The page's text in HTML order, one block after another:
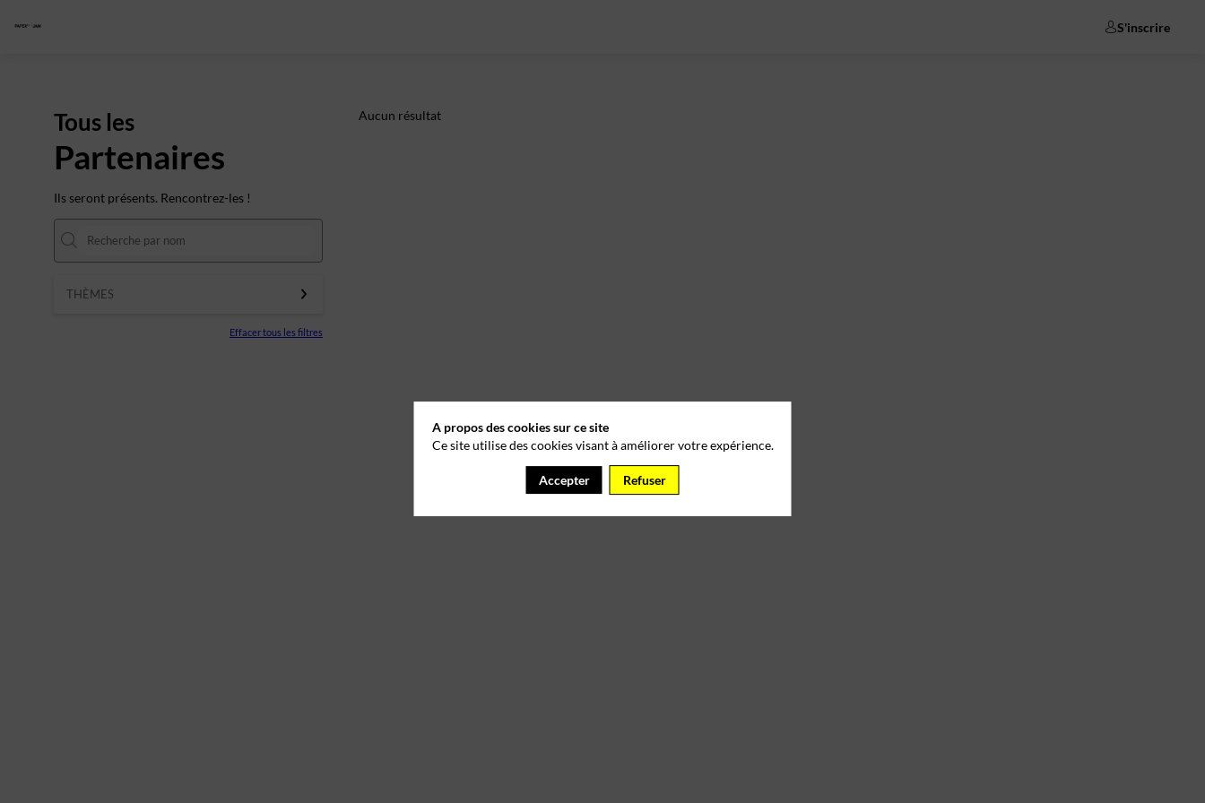
S'inscrire
Tous les
Partenaires
Ils seront présents. Rencontrez-les !
THÈMES
Effacer tous les filtres
Aucun résultat
A propos des cookies sur ce site
Ce site utilise des cookies visant à améliorer votre expérience.
Accepter Refuser